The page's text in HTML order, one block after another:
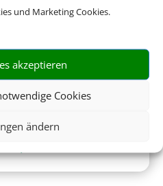
und Marketing Cookies.
akzeptieren
Cookies
ändern